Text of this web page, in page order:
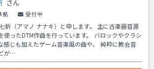
さん
拠 受付中
祈（アマノ ナナキ）と申します。 主に古楽器音源
使ったDTM作曲を行っています。 バロックやクラシ
感じも加えたゲーム音楽風の曲や、 純粋に教会音
が…